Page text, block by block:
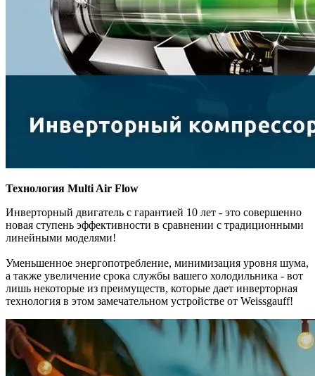
Технология Multi Air Flow
Инверторный двигатель с гарантией 10 лет - это совершенно
новая ступень эффективности в сравнении с традиционными
линейными моделями!
Уменьшенное энергопотребление, минимизация уровня шума,
а также увеличение срока службы вашего холодильника - вот
лишь некоторые из преимуществ, которые дает инверторная
технология в этом замечательном устройстве от Weissgauff!